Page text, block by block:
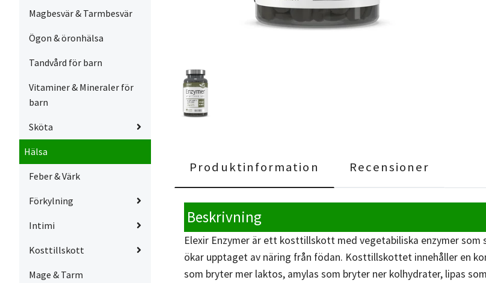
Magbesvär & Tarmbesvär
Ögon & öronhälsa
Tandvård för barn
Vitaminer & Mineraler för
barn
Sköta
Hälsa
Feber & Värk
Förkylning
Intimi
Kosttillskott
Mage & Tarm
Produktinformation Recensioner
Beskrivning
Elexir Enzymer är ett kosttillskott med vegetabiliska enzymer
ökar upptaget av näring från födan. Kosttillskottet innehåller en
som bryter mer laktos, amylas som bryter ner kolhydrater, lipas